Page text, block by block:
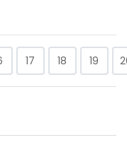
17 18 19